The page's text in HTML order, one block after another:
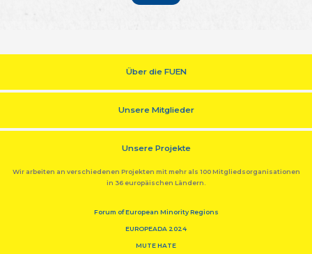
Über die FUEN
Unsere Mitglieder
Unsere Projekte
Wir arbeiten an verschiedenen Projekten mit mehr als 100 Mitgliedsorganisationen
in 36 europäischen Ländern.
Forum of European Minority Regions
EUROPEADA 2024
MUTE HATE